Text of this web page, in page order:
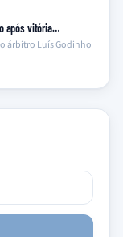
após vitória…
árbitro Luís Godinho